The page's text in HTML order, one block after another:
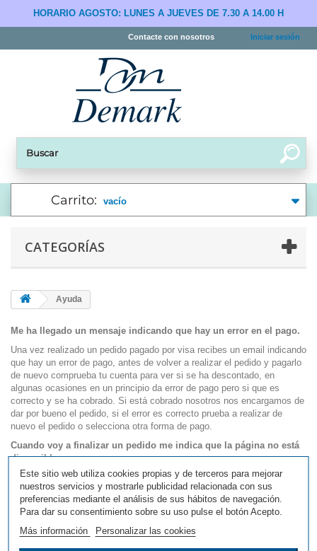
HORARIO AGOSTO: LUNES A JUEVES DE 7.30 A 14.00 H
Iniciar sesión
Contacte con nosotros
Carrito: vacío
CATEGORÍAS
Este sitio web utiliza cookies propias y de terceros para mejorar
nuestros servicios y mostrarle publicidad relacionada con sus
preferencias mediante el análisis de sus hábitos de navegación.
Para dar su consentimiento sobre su uso pulse el botón Acepto.
Más información
Personalizar las cookies
Ayuda
Me ha llegado un mensaje indicando que hay un error en el pago.
Una vez realizado un pedido pagado por visa recibes un email indicando
que hay un error de pago, antes de volver a realizar el pedido y pagarlo
de nuevo comprueba tu cuenta para ver si se ha descontado, en
algunas ocasiones en un principio da error de pago pero si que es
correcto y se ha cobrado. Si está cobrado nosotros nos encargamos de
dar por bueno el pedido, si el error es correcto prueba a realizar de
nuevo el pedido o selecciona otra forma de pago.
Cuando voy a finalizar un pedido me indica que la página no está
disponible.
En algunas ocasiones cuando en el carrito hay artículos personalizados
da este error, la solución es borrar las cookies y el cache del navegador
que estes utilizando, una vez realizado esto te elimina el carrito y
debes realizarlo de nuevo, esta es la única forma.
Voy a pagar por visa y me indica que numero de pedido
duplicado.